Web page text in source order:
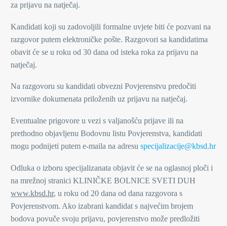
za prijavu na natječaj.
Kandidati koji su zadovoljili formalne uvjete biti će pozvani na
razgovor putem elektroničke pošte. Razgovori sa kandidatima
obavit će se u roku od 30 dana od isteka roka za prijavu na
natječaj.
Na razgovoru su kandidati obvezni Povjerenstvu predočiti
izvornike dokumenata priloženih uz prijavu na natječaj.
Eventualne prigovore u vezi s valjanošću prijave ili na
prethodno objavljenu Bodovnu listu Povjerenstva, kandidati
mogu podnijeti putem e-maila na adresu specijalizacije@kbsd.hr
Odluka o izboru specijalizanata objavit će se na oglasnoj ploči i
na mrežnoj stranici KLINIČKE BOLNICE SVETI DUH
www.kbsd.hr, u roku od 20 dana od dana razgovora s
Povjerenstvom. Ako izabrani kandidat s najvećim brojem
bodova povuče svoju prijavu, povjerenstvo može predložiti